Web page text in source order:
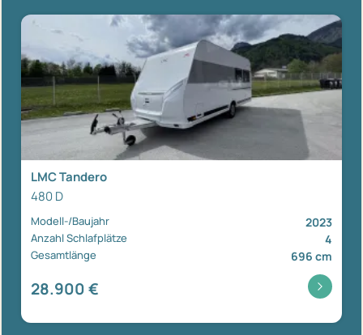
LMC Tandero
480 D
Modell-/Baujahr 2023
Anzahl Schlafplätze 4
Gesamtlänge 696 cm
28.900 €